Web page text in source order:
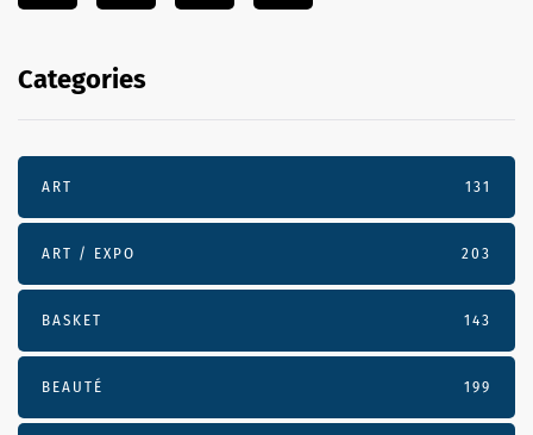
Categories
ART 131
ART / EXPO 203
BASKET 143
BEAUTÉ 199